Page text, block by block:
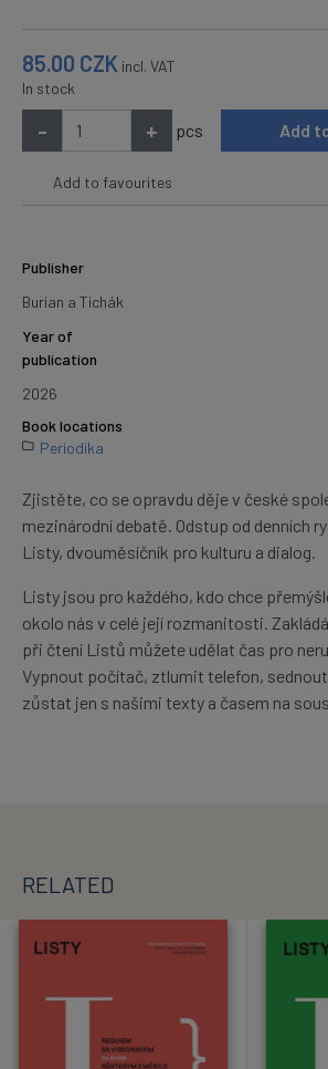
85.00 CZK incl. VAT
In stock
- + pcs Add
Add to favourites
Publisher
Burian a Tichák
Year of
publication
2026
Book locations
Periodika
Zjistěte, co se opravdu děje v české
mezinárodní debatě. Odstup od denních
Listy, dvouměsíčník pro kulturu a dialog.
Listy jsou pro každého, kdo chce
okolo nás v celé její rozmanitosti.
při čtení Listů můžete udělat čas pro
Vypnout počítač, ztlumit telefon,
zůstat jen s našimi texty a časem na
RELATED